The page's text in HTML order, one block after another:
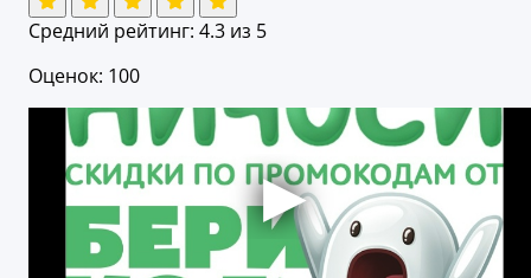
Средний рейтинг: 4.3 из 5
Оценок: 100